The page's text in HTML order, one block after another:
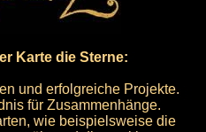
Karte die Sterne:
und erfolgreiche Projekte.
für Zusammenhänge.
wie beispielsweise die